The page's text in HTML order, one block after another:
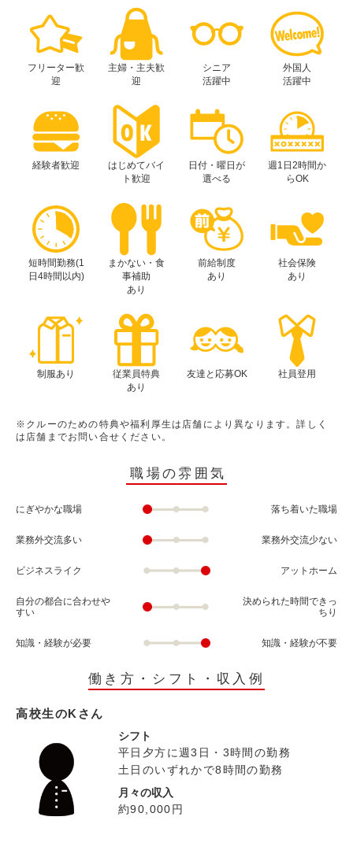
フリーター歓
迎
主婦・主夫歓
迎
シニア
活躍中
外国人
活躍中
経験者歓迎
はじめてバイ
ト歓迎
日付・曜日が
選べる
週1日2時間か
らOK
短時間勤務(1
日4時間以内)
まかない・食
事補助
あり
前給制度
あり
社会保険
あり
制服あり
従業員特典
あり
友達と応募OK 社員登用
※クルーのための特典や福利厚生は店舗により異なります。詳しく
は店舗までお問い合せください。
職場の雰囲気
にぎやかな職場 落ち着いた職場
業務外交流多い 業務外交流少ない
ビジネスライク アットホーム
自分の都合に合わせや
すい
決められた時間できっ
ちり
知識・経験が必要 知識・経験が不要
働き方・シフト・収入例
高校生のKさん
シフト
平日夕方に週3日・3時間の勤務
土日のいずれかで8時間の勤務
月々の収入
約90,000円